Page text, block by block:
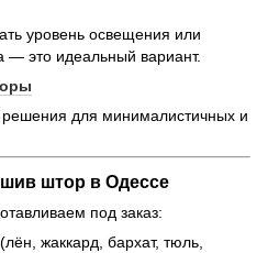
уровень освещения или
— это идеальный вариант.
для минималистичных и
штор в Одессе
под заказ:
жаккард, бархат, тюль,